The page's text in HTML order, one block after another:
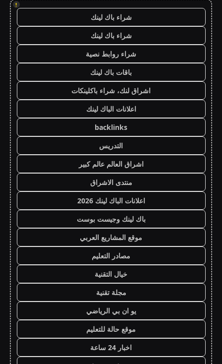
!
شراء باك لينك
شراء باك لينك
شراء روابط نصية
باقات باك لينك
اشراق لنك، شراء باكلينكات
اعلانات الباك لينك
backlinks
التدريس
اشراق العالم عالم كبير
منتدى الاشراق
اعلانات الباك لينك 2026
باك لينك وجيست بوست
موقع المشاريع العربي
مصادر التعليم
خيال التقنية
مجلة تقنية
يو ان بي الرياضي
موقع حالة للتعليم
اخبار 24 ساعة